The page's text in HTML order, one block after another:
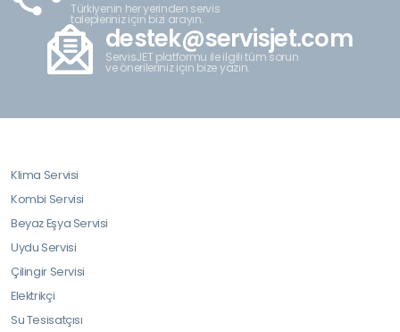
Türkiyenin her yerinden servis
talepleriniz için bizi arayın.
destek@servisjet.com
ServisJET platformu ile ilgili tüm sorun
ve önerileriniz için bize yazın.
Klima Servisi
Kombi Servisi
Beyaz Eşya Servisi
Uydu Servisi
Çilingir Servisi
Elektrikçi
Su Tesisatçısı